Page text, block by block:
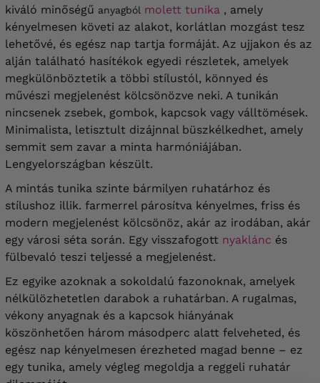
kiváló minőségű anyagból molett tunika , amely
kényelmesen követi az alakot, korlátlan mozgást tesz
lehetővé, és egész nap tartja formáját. Az ujjakon és az
alján található hasítékok egyedi részletek, amelyek
megkülönböztetik a többi stílustól, könnyed és
művészi megjelenést kölcsönözve neki. A tunikán
nincsenek zsebek, gombok, kapcsok vagy válltömések.
Minimalista, letisztult dizájnnal büszkélkedhet, amely
semmit sem zavar a minta harmóniájában.
Lengyelországban készült.
A mintás tunika szinte bármilyen ruhatárhoz és
stílushoz illik. farmerrel párosítva kényelmes, friss és
modern megjelenést kölcsönöz, akár az irodában, akár
egy városi séta során. Egy visszafogott nyaklánc és
fülbevaló teszi teljessé a megjelenést.
Ez egyike azoknak a sokoldalú fazonoknak, amelyek
nélkülözhetetlen darabok a ruhatárban. A rugalmas,
vékony anyagnak és a kapcsok hiányának
köszönhetően három másodperc alatt felveheted, és
egész nap kényelmesen érezheted magad benne – ez
egy tunika, amely végleg megoldja a reggeli ruhatár